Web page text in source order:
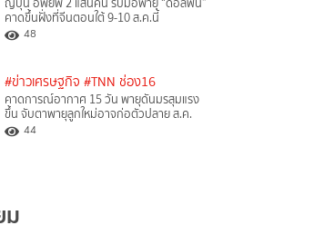
คาดขึ้นฝั่งที่จีนตอนใต้ 9-10 ส.ค.นี้
48
#ข่าวเศรษฐกิจ #TNN ช่อง16
คาดการณ์อากาศ 15 วัน พายุดันมรสุมแรง
ขึ้น จับตาพายุลูกใหม่อาจก่อตัวปลาย ส.ค.
44